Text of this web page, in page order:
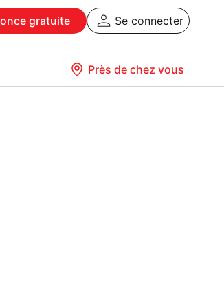
gratuite Se connecter
Près de chez vous